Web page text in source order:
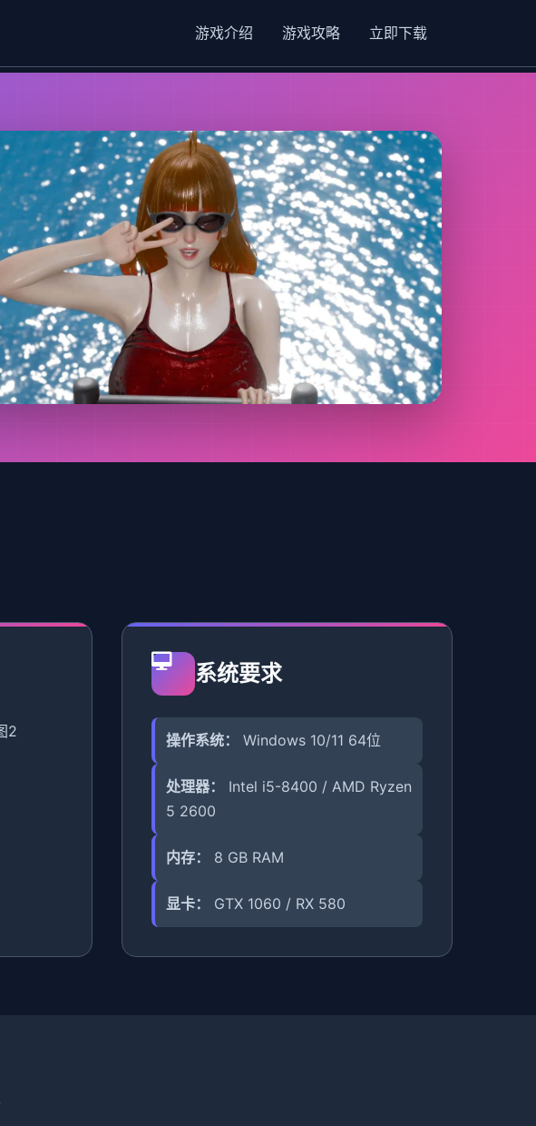
游戏介绍 游戏攻略 立即下载
系统要求
操作系统： Windows 10/11 64位
处理器：
Intel i5-8400 / AMD Ryzen
5 2600
内存： 8 GB RAM
显卡： GTX 1060 / RX 580